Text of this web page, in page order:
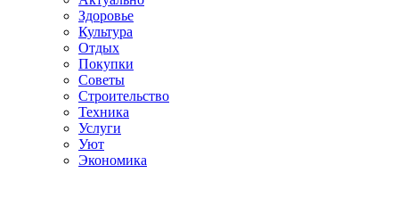
Здоровье
Культура
Отдых
Покупки
Советы
Строительство
Техника
Услуги
Уют
Экономика